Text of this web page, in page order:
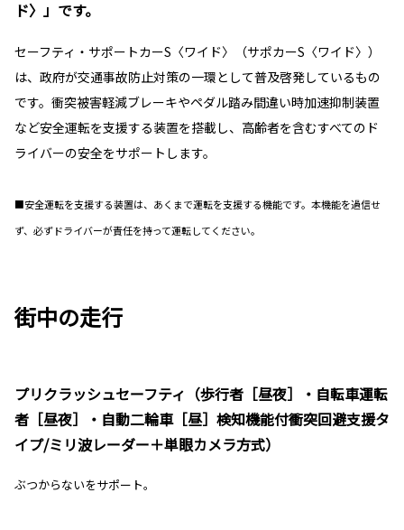
ド〉」です。
セーフティ・サポートカーS〈ワイド〉（サポカーS〈ワイド〉）
は、政府が交通事故防止対策の一環として普及啓発しているもの
です。衝突被害軽減ブレーキやペダル踏み間違い時加速抑制装置
など安全運転を支援する装置を搭載し、高齢者を含むすべてのド
ライバーの安全をサポートします。
■安全運転を支援する装置は、あくまで運転を支援する機能です。本機能を過信せ
ず、必ずドライバーが責任を持って運転してください。
街中の走行
プリクラッシュセーフティ（歩行者［昼夜］・自転車運転
者［昼夜］・自動二輪車［昼］検知機能付衝突回避支援タ
イプ/ミリ波レーダー＋単眼カメラ方式）
ぶつからないをサポート。